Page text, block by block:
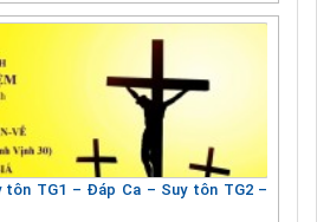
tôn TG1 – Đáp Ca – Suy tôn TG2 –